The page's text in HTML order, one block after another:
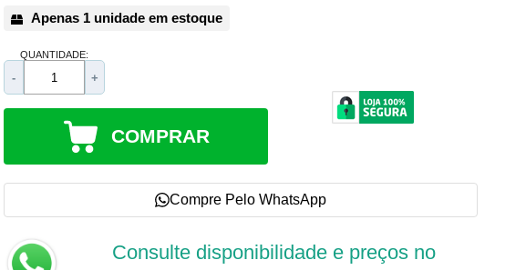
Apenas 1 unidade em estoque
QUANTIDADE:
- +
COMPRAR
Compre Pelo WhatsApp
Consulte disponibilidade e preços no